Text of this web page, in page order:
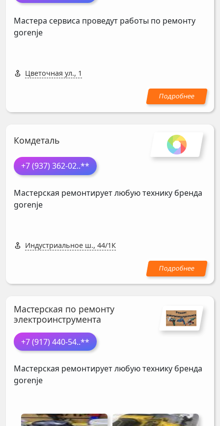
Мастера сервиса проведут работы по ремонту
gorenje
Цветочная ул., 1
Комдеталь
+7 (937) 362-02..**
Мастерская ремонтирует любую технику бренда
gorenje
Индустриальное ш., 44/1К
Мастерская по ремонту
электроинструмента
+7 (917) 440-54..**
Мастерская ремонтирует любую технику бренда
gorenje